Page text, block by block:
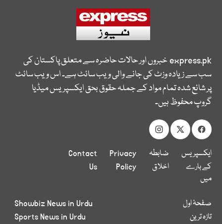
express.pkخبروں اور حالات حاضرہ سے متعلق پاکستان کی
سب سے زیادہ وزٹ کی جانے والی ویب سائٹ ہے۔ اس ویب سائٹ
پر شائع شدہ تمام مواد کے جملہ حقوق بحق ایکسپریس میڈیا
گروپ محفوظ ہیں۔
ایکسپریس
کے بارے
میں
ضابطہ
اخلاق
Privacy
Policy
Contact
Us
صفحۂ اول
تازہ ترین
Showbiz News in Urdu
Sports News in Urdu